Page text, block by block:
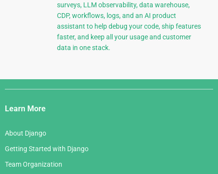
surveys, LLM observability, data warehouse,
CDP, workflows, logs, and an AI product
assistant to help debug your code, ship features
faster, and keep all your usage and customer
data in one stack.
Django
Links
Learn More
About Django
Getting Started with Django
Team Organization